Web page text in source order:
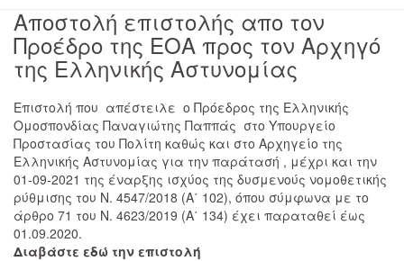
Αποστολή επιστολής απο τον
Προέδρο της ΕΟΑ προς τον Αρχηγό
της Ελληνικής Αστυνομίας
Eπιστολή που απέστειλε ο Πρόεδρος της Ελληνικής
Ομοσπονδίας Παναγιώτης Παππάς στο Υπουργείο
Προστασίας του Πολίτη καθώς και στο Αρχηγείο της
Ελληνικής Αστυνομίας για την παράτασή , μέχρι και την
01-09-2021 της έναρξης ισχύος της δυσμενούς νομοθετικής
ρύθμισης του Ν. 4547/2018 (Α΄ 102), όπου σύμφωνα με το
άρθρο 71 του Ν. 4623/2019 (Α΄ 134) έχει παραταθεί έως
01.09.2020.
Διαβάστε εδώ την επιστολή